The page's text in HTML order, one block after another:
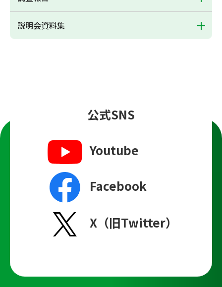
説明会資料集
公式SNS
Youtube
Facebook
X（旧Twitter）